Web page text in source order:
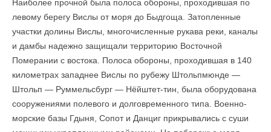
Наиболее прочной была полоса обороны, проходившая по
левому берегу Вислы от моря до Быдгоща. Затопленные
участки долины Вислы, многочисленные рукава реки, каналы
и дамбы надежно защищали территорию Восточной
Померании с востока. Полоса обороны, проходившая в 140
километрах западнее Вислы по рубежу Штольпмюнде —
Штольп — Руммельсбург — Нёйштет-тин, была оборудована
сооружениями полевого и долговременного типа. Военно-
морские базы Гдыня, Сопот и Данциг прикрывались с суши